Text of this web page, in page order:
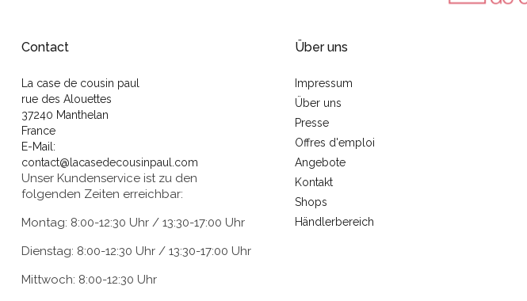
Contact
La case de cousin paul
rue des Alouettes
37240 Manthelan
France
E-Mail:
contact@lacasedecousinpaul.com
Unser Kundenservice ist zu den
folgenden Zeiten erreichbar:
Montag: 8:00-12:30 Uhr / 13:30-17:00 Uhr
Dienstag: 8:00-12:30 Uhr / 13:30-17:00 Uhr
Mittwoch: 8:00-12:30 Uhr
Über uns
Impressum
Über uns
Presse
Offres d'emploi
Angebote
Kontakt
Shops
Händlerbereich